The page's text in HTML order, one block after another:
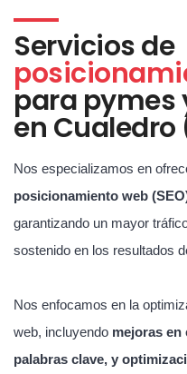
Servicios de
para pymes
en Cualedro
Nos especializamos en
posicionamiento web
garantizando un mayor
sostenido en los resultados
Nos enfocamos en la
web, incluyendo mejoras en
palabras clave, y